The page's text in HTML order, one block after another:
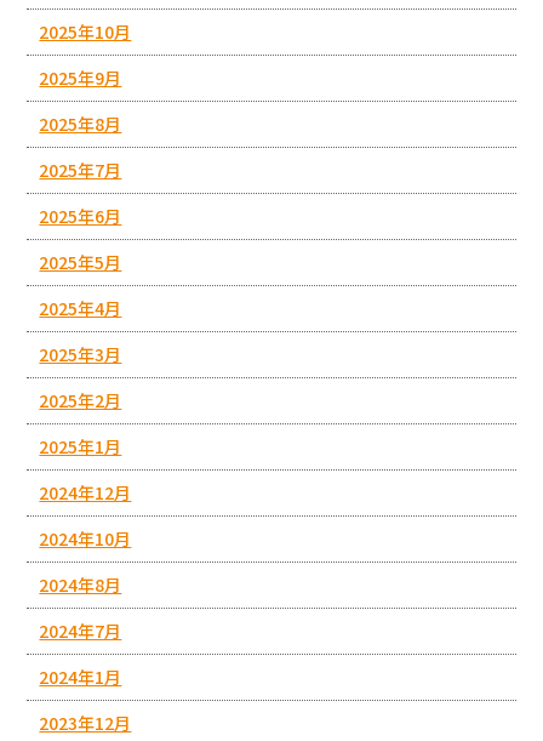
2025年10月
2025年9月
2025年8月
2025年7月
2025年6月
2025年5月
2025年4月
2025年3月
2025年2月
2025年1月
2024年12月
2024年10月
2024年8月
2024年7月
2024年1月
2023年12月